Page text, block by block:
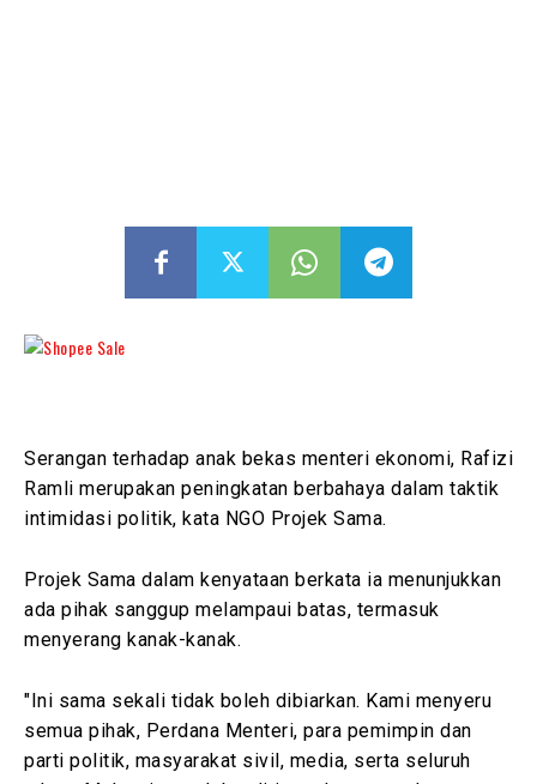
Serangan terhadap anak bekas menteri ekonomi, Rafizi
Ramli merupakan peningkatan berbahaya dalam taktik
intimidasi politik, kata NGO Projek Sama.
Projek Sama dalam kenyataan berkata ia menunjukkan
ada pihak sanggup melampaui batas, termasuk
menyerang kanak-kanak.
"Ini sama sekali tidak boleh dibiarkan. Kami menyeru
semua pihak, Perdana Menteri, para pemimpin dan
parti politik, masyarakat sivil, media, serta seluruh